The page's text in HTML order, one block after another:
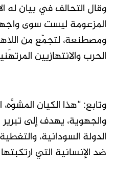
وقال التحالف في بيان له
المزعومة ليست سوى
ومصطنعة، لتجمّع من
الحرب والانتهازيين
وتابع: “هذا الكيان
والجهوية، يهدف إلى
الدولة السودانية،
ضد الإنسانية التي